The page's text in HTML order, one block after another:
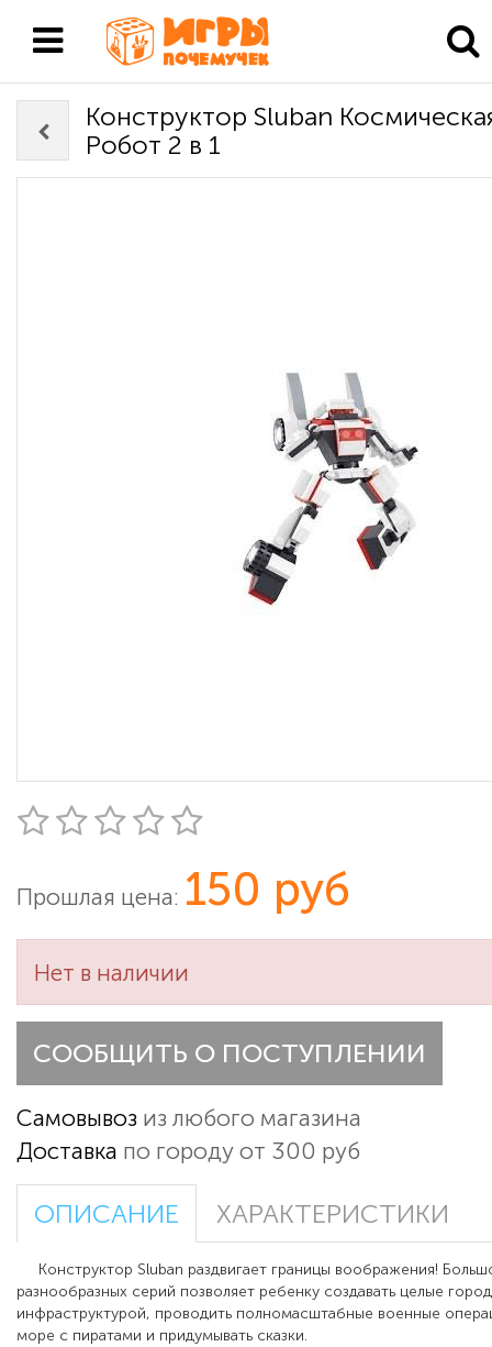
Конструктор Sluban
Робот 2 в 1
Прошлая цена: 150 руб
Нет в наличии
СООБЩИТЬ О ПОСТУПЛЕНИИ
Самовывоз из любого магазина
Доставка по городу от 300 руб
ОПИСАНИЕ ХАРАКТЕРИСТИКИ
Конструктор Sluban раздвигает границы воображения!
разнообразных серий позволяет ребенку создавать целые
инфраструктурой, проводить полномасштабные военные
море с пиратами и придумывать сказки.